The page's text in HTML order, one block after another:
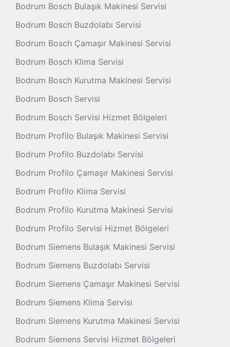
Bodrum Bosch Bulaşık Makinesi Servisi
Bodrum Bosch Buzdolabı Servisi
Bodrum Bosch Çamaşır Makinesi Servisi
Bodrum Bosch Klima Servisi
Bodrum Bosch Kurutma Makinesi Servisi
Bodrum Bosch Servisi
Bodrum Bosch Servisi Hizmet Bölgeleri
Bodrum Profilo Bulaşık Makinesi Servisi
Bodrum Profilo Buzdolabı Servisi
Bodrum Profilo Çamaşır Makinesi Servisi
Bodrum Profilo Klima Servisi
Bodrum Profilo Kurutma Makinesi Servisi
Bodrum Profilo Servisi Hizmet Bölgeleri
Bodrum Siemens Bulaşık Makinesi Servisi
Bodrum Siemens Buzdolabı Servisi
Bodrum Siemens Çamaşır Makinesi Servisi
Bodrum Siemens Klima Servisi
Bodrum Siemens Kurutma Makinesi Servisi
Bodrum Siemens Servisi Hizmet Bölgeleri